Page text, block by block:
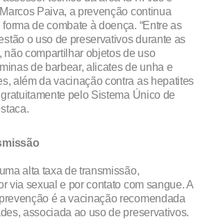
Paiva, a prevenção continua
de combate à doença. “Entre as
o uso de preservativos durante as
não compartilhar objetos de uso
de barbear, alicates de unha e
além da vacinação contra as hepatites
pelo Sistema Único de
alta taxa de transmissão,
via sexual e por contato com sangue. A
é a vacinação recomendada
associada ao uso de preservativos.